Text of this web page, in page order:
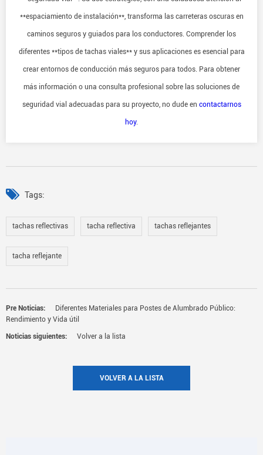
**espaciamiento de instalación**, transforma las carreteras oscuras en
caminos seguros y guiados para los conductores. Comprender los
diferentes **tipos de tachas viales** y sus aplicaciones es esencial para
crear entornos de conducción más seguros para todos. Para obtener
más información o una consulta profesional sobre las soluciones de
seguridad vial adecuadas para su proyecto, no dude en contactarnos
hoy.
Tags:
tachas reflectivas tacha reflectiva tachas reflejantes
tacha reflejante
Pre Noticias:
Diferentes Materiales para Postes de Alumbrado Público:
Rendimiento y Vida útil
Noticias siguientes: Volver a la lista
VOLVER A LA LISTA